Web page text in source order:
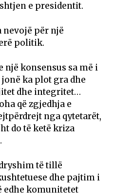
e presidentit.
nevojë për një
politik.
një konsensus sa më i
ka plot gra dhe
dhe integritet…
që zgjedhja e
nga qytetarët,
do të ketë kriza
të tillë
dhe pajtim i
komunitetet